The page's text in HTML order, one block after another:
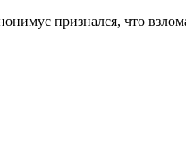
признался, что